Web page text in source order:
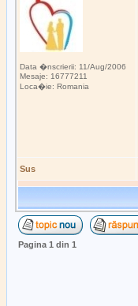
Data �nscrierii: 11/Aug/2006
Mesaje: 16777211
Loca�ie: Romania
Sus
Pagina 1 din 1